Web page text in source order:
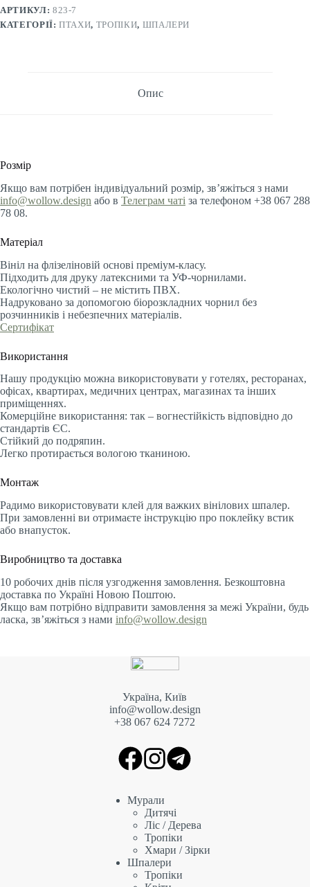
АРТИКУЛ: 823-7
КАТЕГОРІЇ:ПТАХИ, ТРОПІКИ, ШПАЛЕРИ
Опис
Розмір
Якщо вам потрібен індивідуальний розмір, зв’яжіться з нами
info@wollow.design або в Телеграм чаті за телефоном +38 067 288
78 08.
Матеріал
Вініл на флізеліновій основі преміум-класу.
Підходить для друку латексними та УФ-чорнилами.
Екологічно чистий – не містить ПВХ.
Надруковано за допомогою біорозкладних чорнил без
розчинників і небезпечних матеріалів.
Сертифікат
Використання
Нашу продукцію можна використовувати у готелях, ресторанах,
офісах, квартирах, медичних центрах, магазинах та інших
приміщеннях.
Комерційне використання: так – вогнестійкість відповідно до
стандартів ЄС.
Стійкий до подряпин.
Легко протирається вологою тканиною.
Монтаж
Радимо використовувати клей для важких вінілових шпалер.
При замовленні ви отримаєте інструкцію про поклейку встик
або внапусток.
Виробництво та доставка
10 робочих днів після узгодження замовлення. Безкоштовна
доставка по Україні Новою Поштою.
Якщо вам потрібно відправити замовлення за межі України, будь
ласка, зв’яжіться з нами info@wollow.design
Україна, Київ
info@wollow.design
+38 067 624 7272
Мурали
Дитячі
Ліс / Дерева
Тропіки
Хмари / Зірки
Шпалери
Тропіки